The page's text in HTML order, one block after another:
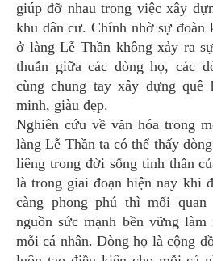
giúp đỡ nhau trong việc xây
khu dân cư. Chính nhờ sự đoàn
ở làng Lễ Thần không xảy ra
thuẫn giữa các dòng họ, các
cùng chung tay xây dựng quê
minh, giàu đẹp.
Nghiên cứu về văn hóa trong
làng Lễ Thần ta có thể thấy
liêng trong đời sống tinh thần
là trong giai đoạn hiện nay khi
càng phong phú thì mối
nguồn sức mạnh bền vững
mỗi cá nhân. Dòng họ là cộng